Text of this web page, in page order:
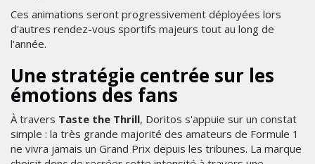
Ces animations seront progressivement déployées lors
d'autres rendez-vous sportifs majeurs tout au long de
l'année.
Une stratégie centrée sur les
émotions des fans
À travers Taste the Thrill, Doritos s'appuie sur un constat
simple : la très grande majorité des amateurs de Formule 1
ne vivra jamais un Grand Prix depuis les tribunes. La marque